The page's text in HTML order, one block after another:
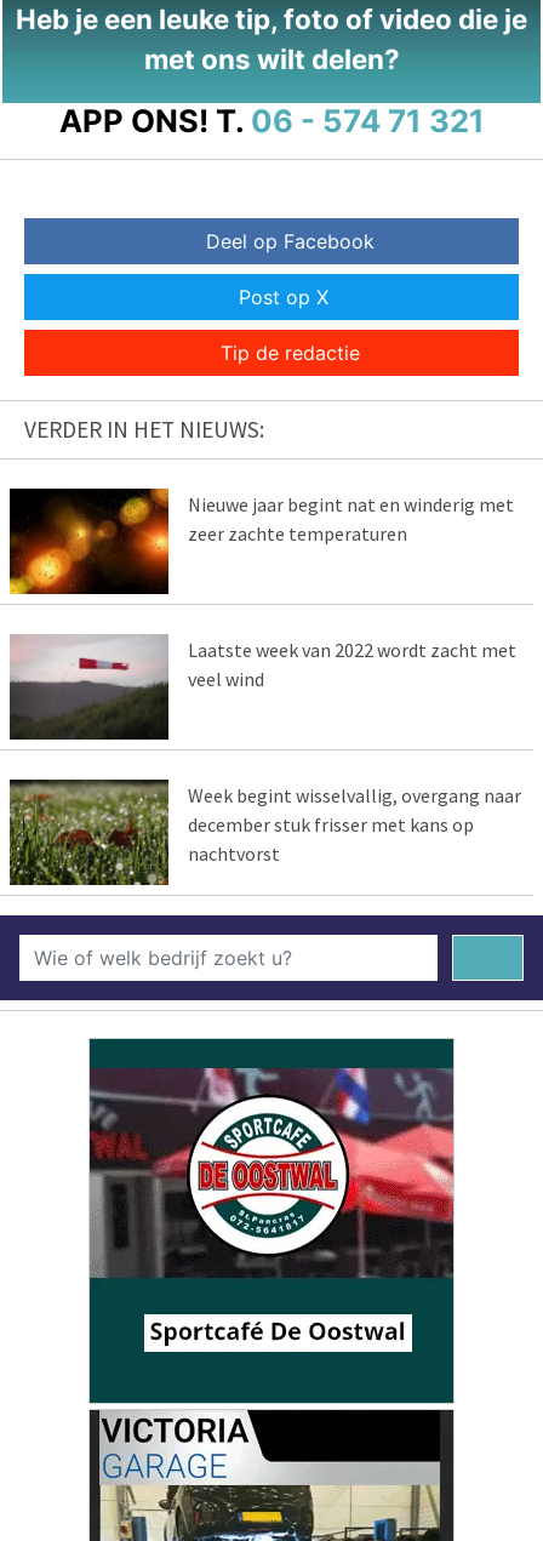
Heb je een leuke tip, foto of video die je
met ons wilt delen?
APP ONS! T. 06 - 574 71 321
Deel op Facebook
Post op X
Tip de redactie
VERDER IN HET NIEUWS:
Nieuwe jaar begint nat en winderig met
zeer zachte temperaturen
Laatste week van 2022 wordt zacht met
veel wind
Week begint wisselvallig, overgang naar
december stuk frisser met kans op
nachtvorst